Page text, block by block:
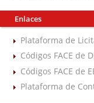
Enlaces
Plataforma de
Códigos FACE de
Códigos FACE de
Plataforma de